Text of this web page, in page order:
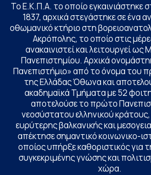
Το Ε.Κ.Π.Α. το οποίο εγκαινιάστηκε
1837, αρχικά στεγάστηκε σε ένα
οθωμανικό κτήριο στη
Ακρόπολης, το οποίο στις
ανακαινιστεί και λειτουργεί ως
Πανεπιστημίου. Αρχικά
Πανεπιστήμιο» από το όνομα του
της Ελλάδας Όθωνα και
ακαδημαϊκά Τμήματα με 52
αποτελούσε το πρώτο
νεοσύστατου ελληνικού κράτους,
ευρύτερης βαλκανικής και
απέκτησε σημαντικό κοινωνικο-
οποίος υπήρξε καθοριστικός για
συγκεκριμένης γνώσης και
χώρα.